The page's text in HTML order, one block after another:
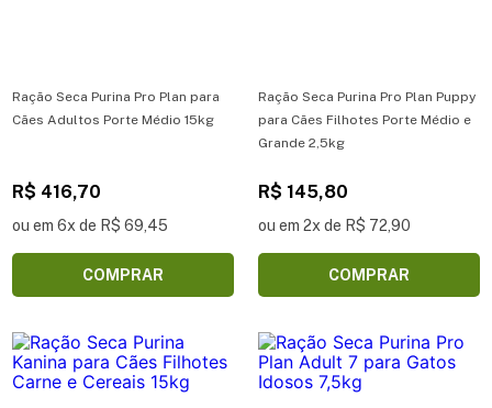
Ração Seca Purina Pro Plan para
Cães Adultos Porte Médio 15kg
R$ 416,70
ou em 6x de R$ 69,45
COMPRAR
Ração Seca Purina Pro Plan Puppy
para Cães Filhotes Porte Médio e
Grande 2,5kg
R$ 145,80
ou em 2x de R$ 72,90
COMPRAR